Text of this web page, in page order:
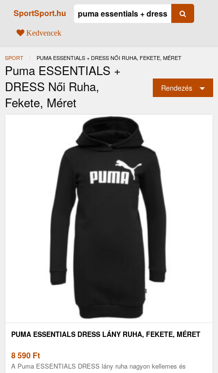
SportSport.hu
Kedvencek
SPORT JELENLEGI:
PUMA ESSENTIALS + DRESS NŐI RUHA, FEKETE, MÉRET
Puma ESSENTIALS +
DRESS Női Ruha,
Fekete, Méret
Rendezés
PUMA ESSENTIALS DRESS LÁNY RUHA, FEKETE, MÉRET
8 590 Ft
A Puma ESSENTIALS DRESS lány ruha nagyon kellemes és